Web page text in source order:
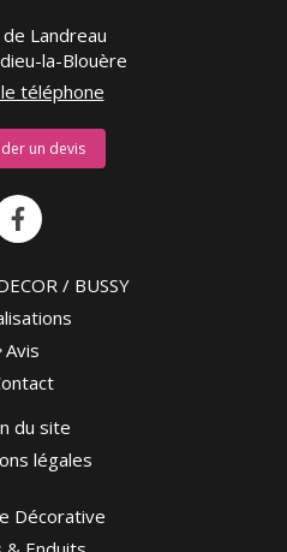
Landreau
la-Blouère
téléphone
un devis
/ BUSSY
Avis
du site
légales
Décorative